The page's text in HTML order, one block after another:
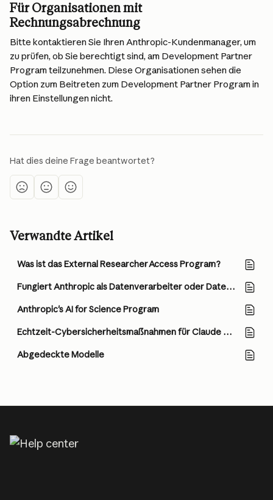
Für Organisationen mit
Rechnungsabrechnung
Bitte kontaktieren Sie Ihren Anthropic-Kundenmanager, um
zu prüfen, ob Sie berechtigt sind, am Development Partner
Program teilzunehmen. Diese Organisationen sehen die
Option zum Beitreten zum Development Partner Program in
ihren Einstellungen nicht.
Hat dies deine Frage beantwortet?
Verwandte Artikel
Was ist das External Researcher Access Program?
Fungiert Anthropic als Datenverarbeiter oder Datenverantwortlicher?
Anthropic's AI for Science Program
Echtzeit-Cybersicherheitsmaßnahmen für Claude Opus und Sonnet
Abgedeckte Modelle